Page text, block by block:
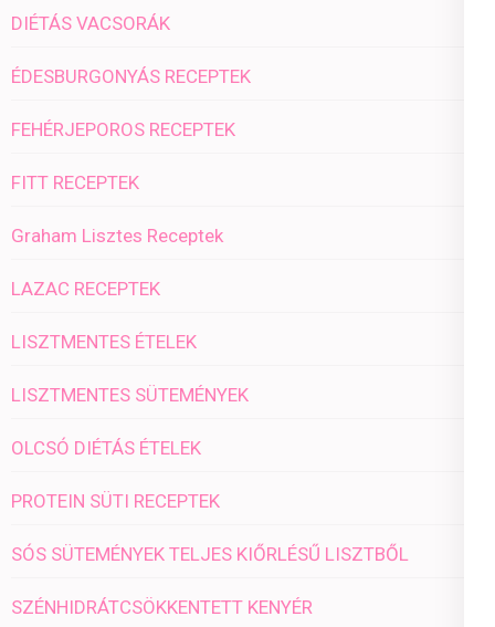
DIÉTÁS VACSORÁK
ÉDESBURGONYÁS RECEPTEK
FEHÉRJEPOROS RECEPTEK
FITT RECEPTEK
Graham Lisztes Receptek
LAZAC RECEPTEK
LISZTMENTES ÉTELEK
LISZTMENTES SÜTEMÉNYEK
OLCSÓ DIÉTÁS ÉTELEK
PROTEIN SÜTI RECEPTEK
SÓS SÜTEMÉNYEK TELJES KIŐRLÉSŰ LISZTBŐL
SZÉNHIDRÁTCSÖKKENTETT KENYÉR